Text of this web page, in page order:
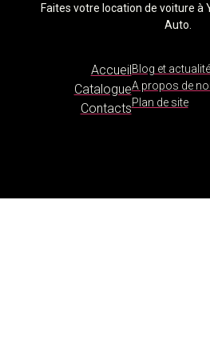
Accueil
Catalogue
Contacts
Blog et
A propos de
Plan de site
Faites votre location de voiture à
Auto.